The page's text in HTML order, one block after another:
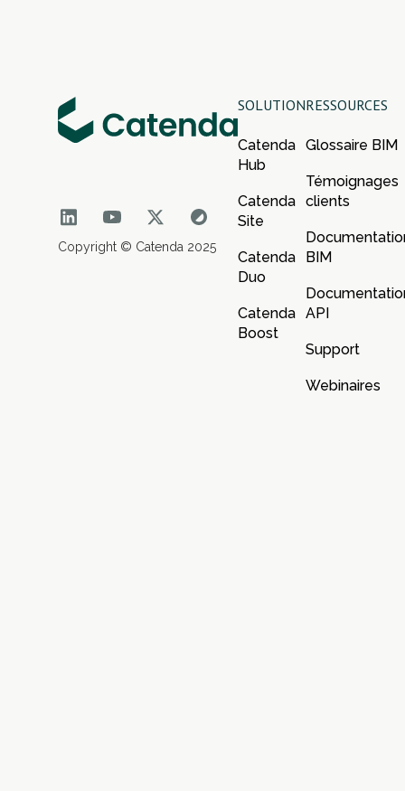
Copyright © Catenda 2025
SOLUTION
Catenda
Hub
Catenda
Site
Catenda
Duo
Catenda
Boost
RESSOURCES
Glossaire BIM
Témoignages
clients
BIM
API
Support
Webinaires